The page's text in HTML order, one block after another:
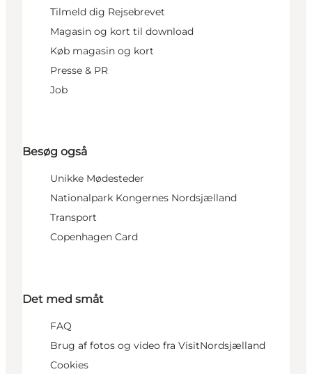
Tilmeld dig Rejsebrevet
Magasin og kort til download
Køb magasin og kort
Presse & PR
Job
Besøg også
Unikke Mødesteder
Nationalpark Kongernes Nordsjælland
Transport
Copenhagen Card
Det med småt
FAQ
Brug af fotos og video fra VisitNordsjælland
Cookies